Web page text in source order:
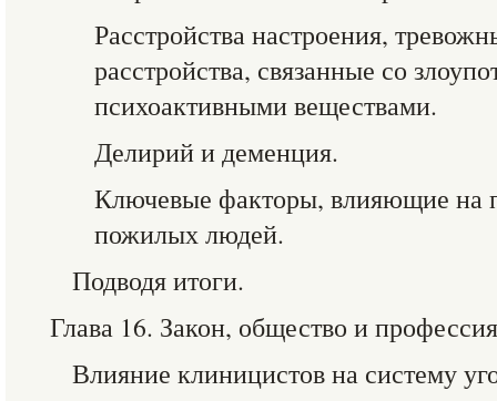
Расстройства настроения,
расстройства, связанные со
психоактивными веществами.
Делирий и деменция.
Ключевые факторы, влияющие на
пожилых людей.
Подводя итоги.
Глава 16. Закон, общество и
Влияние клиницистов на систему